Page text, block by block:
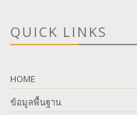
QUICK LINKS
HOME
ข้อมูลพื้นฐาน